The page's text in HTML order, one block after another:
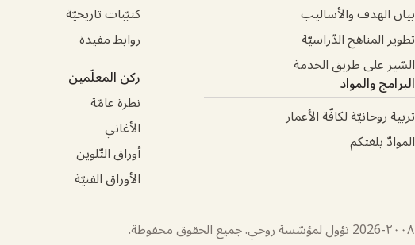
بيان الهدف والأساليب
تطوير المناهج الدّراسيّة
السّير على طريق الخدمة
البرامج والمواد
تربية روحانيّة لكافّة الأعمار
الموادّ بلغتكم
كتيّبات تاريخيّة
روابط مفيدة
ركن المعلّمين
نظرة عامّة
الأغاني
أوراق التّلوين
الأوراق الفنيّة
2026تؤول لمؤسّسة روحي. جميع الحقوق محفوظة.